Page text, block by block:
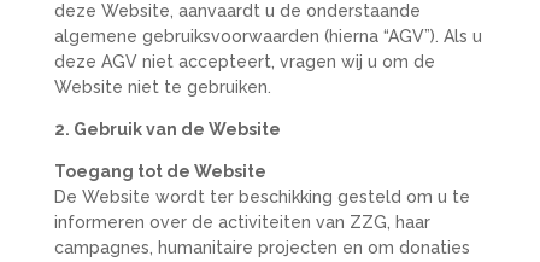
deze Website, aanvaardt u de onderstaande
algemene gebruiksvoorwaarden (hierna “AGV”). Als u
deze AGV niet accepteert, vragen wij u om de
Website niet te gebruiken.
2. Gebruik van de Website
Toegang tot de Website
De Website wordt ter beschikking gesteld om u te
informeren over de activiteiten van ZZG, haar
campagnes, humanitaire projecten en om donaties